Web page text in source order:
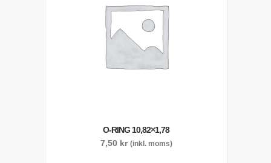
O-RING 10,82×1,78
7,50 kr (inkl. moms)